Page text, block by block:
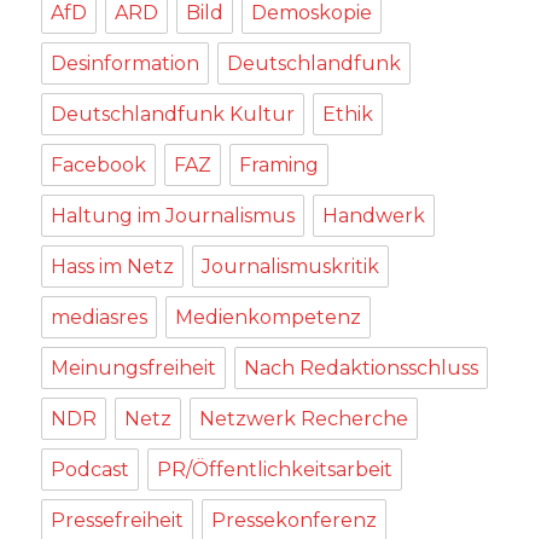
AfD ARD Bild Demoskopie
Desinformation Deutschlandfunk
Deutschlandfunk Kultur Ethik
Facebook FAZ Framing
Haltung im Journalismus Handwerk
Hass im Netz Journalismuskritik
mediasres Medienkompetenz
Meinungsfreiheit Nach Redaktionsschluss
NDR Netz Netzwerk Recherche
Podcast PR/Öffentlichkeitsarbeit
Pressefreiheit Pressekonferenz